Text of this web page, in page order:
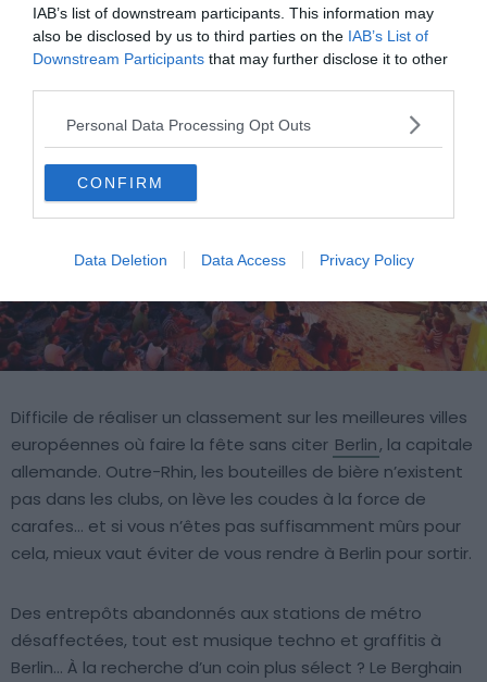
IAB’s list of downstream participants. This information may
also be disclosed by us to third parties on the IAB’s List of
Downstream Participants that may further disclose it to other
Personal Data Processing Opt Outs
CONFIRM
Data Deletion Data Access Privacy Policy
#4. Berlin, en Allemagne
Difficile de réaliser un classement sur les meilleures villes
européennes où faire la fête sans citer Berlin, la capitale
allemande. Outre-Rhin, les bouteilles de bière n’existent
pas dans les clubs, on lève les coudes à la force de
carafes… et si vous n’êtes pas suffisamment mûrs pour
cela, mieux vaut éviter de vous rendre à Berlin pour sortir.
Des entrepôts abandonnés aux stations de métro
désaffectées, tout est musique techno et graffitis à
Berlin… À la recherche d’un coin plus sélect ? Le Berghain